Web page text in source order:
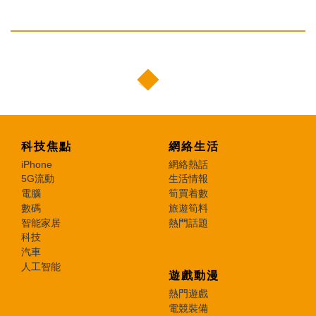
科技焦點
iPhone
5G流動
電腦
數碼
智能家居
科技
汽車
人工智能
網絡生活
網絡熱話
生活情報
筍買着數
旅遊筍料
熱門話題
遊戲動漫
熱門遊戲
電競裝備